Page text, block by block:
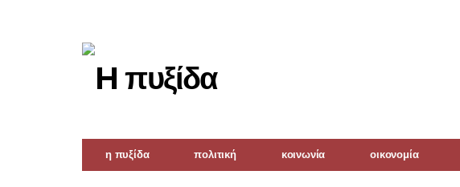
η πυξίδα πολιτική κοινωνία οικονομία